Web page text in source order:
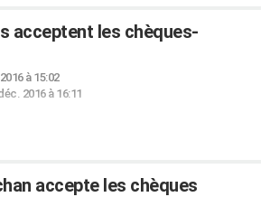
acceptent les chèques-
à 15:02
2016 à 16:11
accepte les chèques